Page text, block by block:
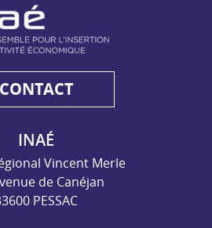
CONTACT
INAÉ
Vincent Merle
de Canéjan
PESSAC